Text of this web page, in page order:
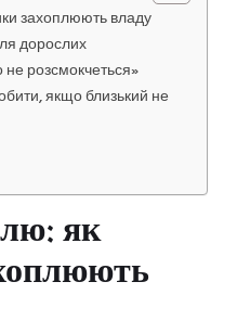
захоплюють владу
дорослих
розсмокчеться»
якщо близький не
як